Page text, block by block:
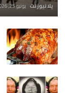
يلا نيوز نت يونيو 25, 2026